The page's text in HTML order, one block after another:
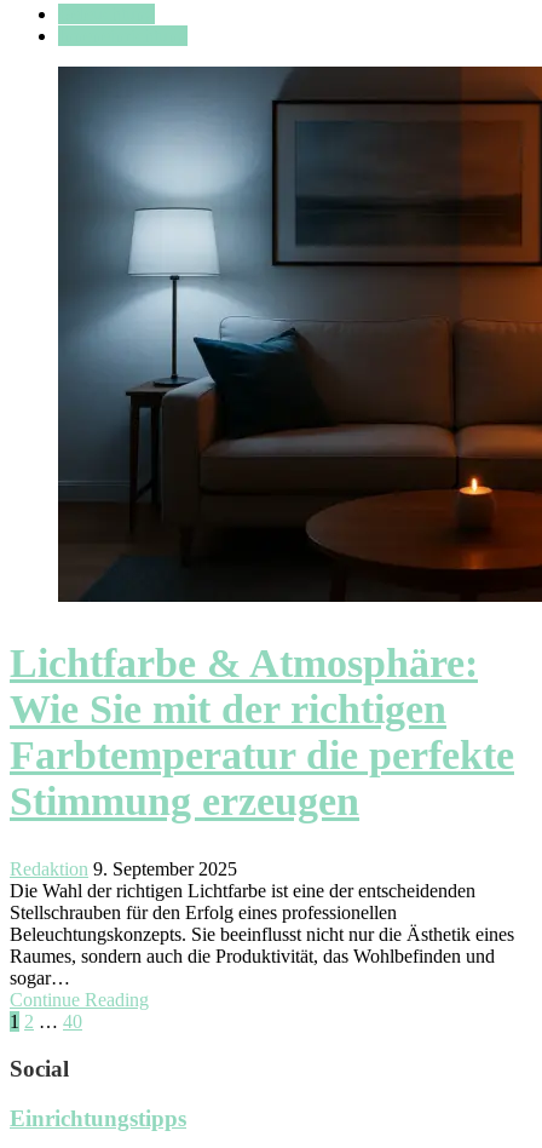
Lichtfarbe & Atmosphäre:
Wie Sie mit der richtigen
Farbtemperatur die perfekte
Stimmung erzeugen
Redaktion 9. September 2025
Die Wahl der richtigen Lichtfarbe ist eine der entscheidenden
Stellschrauben für den Erfolg eines professionellen
Beleuchtungskonzepts. Sie beeinflusst nicht nur die Ästhetik eines
Raumes, sondern auch die Produktivität, das Wohlbefinden und
sogar…
Continue Reading
Seitennummerierung
der
Page
1 Page
2 … Page
40Next
Social
Einrichtungstipps